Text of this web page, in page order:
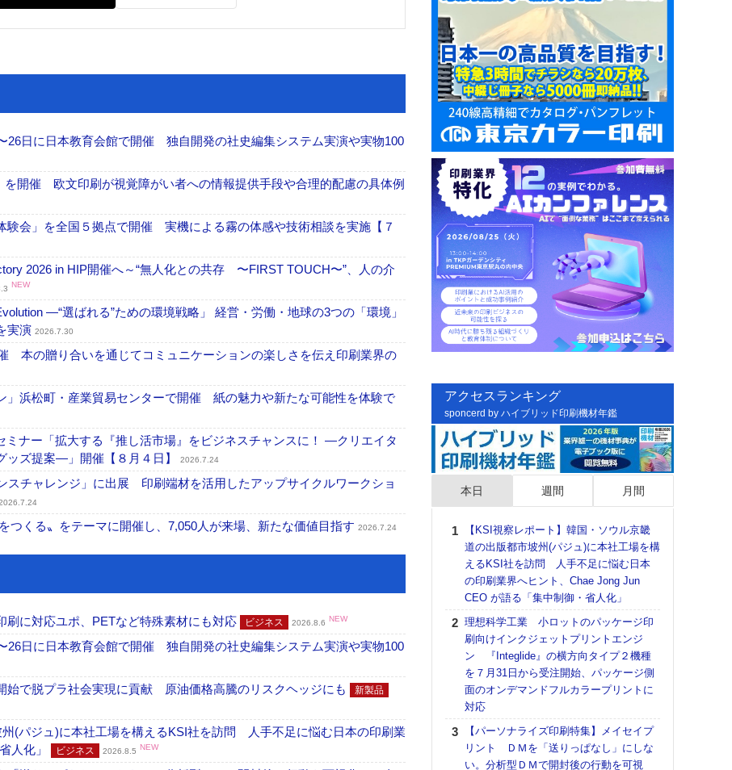
日に日本教育会館で開催 独自開発の社史編集システム実演や実物100
開催 欧文印刷が視覚障がい者への情報提供手段や合理的配慮の具体例
会」を全国５拠点で開催 実機による霧の体感や技術相談を実施【７
2026 in HIP開催へ～“無人化との共存 〜FIRST TOUCH〜”、人の介
NEW
―“選ばれる”ための環境戦略」 経営・労働・地球の3つの「環境」
実演 2026.7.30
本の贈り合いを通じてコミュニケーションの楽しさを伝え印刷業界の
浜松町・産業貿易センターで開催 紙の魅力や新たな可能性を体験で
ナー「拡大する『推し活市場』をビジネスチャンスに！ ―クリエイタ
ッズ提案―」開催【８月４日】
2026.7.24
チャレンジ」に出展 印刷端材を活用したアップサイクルワークショ
くる〟をテーマに開催し、7,050人が来場、新たな価値目指す 2026.7.24
に対応ユポ、PETなど特殊素材にも対応 ビジネス 2026.8.6 NEW
日に日本教育会館で開催 独自開発の社史編集システム実演や実物100
で脱プラ社会実現に貢献 原油価格高騰のリスクヘッジにも 新製品
州(パジュ)に本社工場を構えるKSI社を訪問 人手不足に悩む日本の印刷業
人化」
ビジネス 2026.8.5 NEW
アクセスランキング
sponcerd by ハイブリッド印刷機材年鑑
本日 週間 月間
【KSI視察レポート】韓国・ソウル京畿
道の出版都市坡州(パジュ)に本社工場を構
えるKSI社を訪問 人手不足に悩む日本
の印刷業界へヒント、Chae Jong Jun
CEO が語る「集中制御・省人化」
理想科学工業 小ロットのパッケージ印
刷向けインクジェットプリントエンジ
ン 『Integlide』の横方向タイプ２機種
を７月31日から受注開始、パッケージ側
面のオンデマンドフルカラープリントに
対応
【パーソナライズ印刷特集】メイセイプ
リント ＤＭを「送りっぱなし」にしな
い。分析型ＤＭで開封後の行動を可視